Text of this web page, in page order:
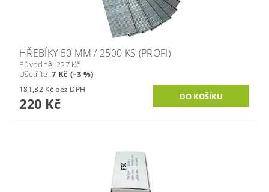
HŘEBÍKY 50 MM / 2500 KS (PROFI)
Původně: 227 Kč
Ušetříte:7 Kč (–3 %)
181,82 Kč bez DPH
220 Kč